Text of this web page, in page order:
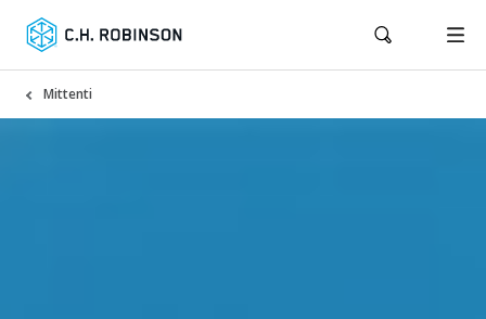
Mittenti